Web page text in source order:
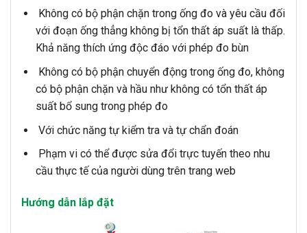
Không có bộ phận chặn trong ống đo và yêu cầu đối
với đoạn ống thẳng không bị tổn thất áp suất là thấp.
Khả năng thích ứng độc đáo với phép đo bùn
Không có bộ phận chuyển động trong ống đo, không
có bộ phận chặn và hầu như không có tổn thất áp
suất bổ sung trong phép đo
Với chức năng tự kiểm tra và tự chẩn đoán
Phạm vi có thể được sửa đổi trực tuyến theo nhu
cầu thực tế của người dùng trên trang web
Hướng dẫn lắp đặt